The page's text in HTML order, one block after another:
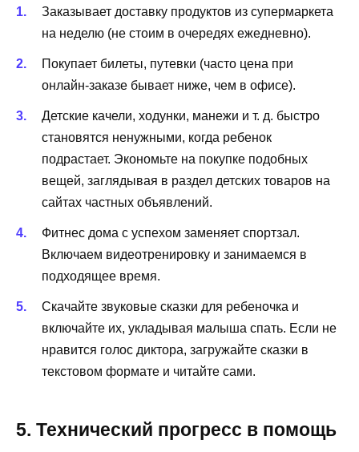
Заказывает доставку продуктов из супермаркета
на неделю (не стоим в очередях ежедневно).
Покупает билеты, путевки (часто цена при
онлайн-заказе бывает ниже, чем в офисе).
Детские качели, ходунки, манежи и т. д. быстро
становятся ненужными, когда ребенок
подрастает. Экономьте на покупке подобных
вещей, заглядывая в раздел детских товаров на
сайтах частных объявлений.
Фитнес дома с успехом заменяет спортзал.
Включаем видеотренировку и занимаемся в
подходящее время.
Скачайте звуковые сказки для ребеночка и
включайте их, укладывая малыша спать. Если не
нравится голос диктора, загружайте сказки в
текстовом формате и читайте сами.
5. Технический прогресс в помощь